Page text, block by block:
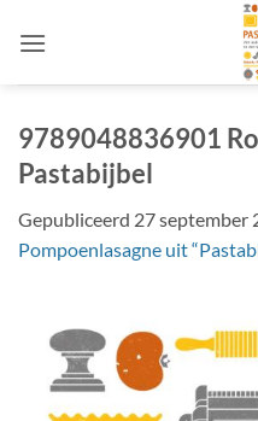
naar
9789048836901
Pastabijbel
Gepubliceerd 27 september
Pompoenlasagne uit